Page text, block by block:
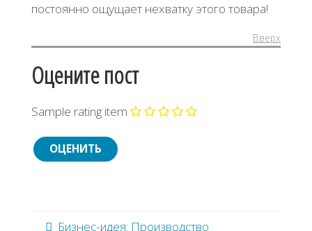
постоянно ощущает нехватку этого товара!
Вверх
Оцените пост
Sample rating item
Бизнес-идея: Производство